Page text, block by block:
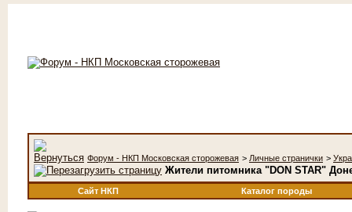
Форум - НКП Московская сторожевая > Личные странички >
Жители питомника "DON STAR"
Сайт НКП Каталог породы